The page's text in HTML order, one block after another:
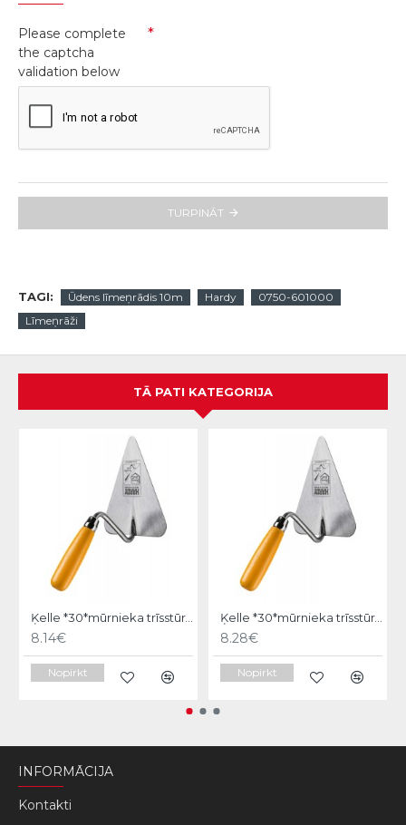
Please complete
the captcha
validation below
TURPINĀT
TAGI: Ūdens līmeņrādis 10m Hardy
0750-601000
Līmeņrāži
TĀ PATI KATEGORIJA
Ķelle *30*mūrnieka trīsstūra 18cm, Hardy
8.14€
Nopirkt
Ķelle *30*mūrnieka trīsstūra 20cm, Hardy
8.28€
Nopirkt
INFORMĀCIJA
Kontakti